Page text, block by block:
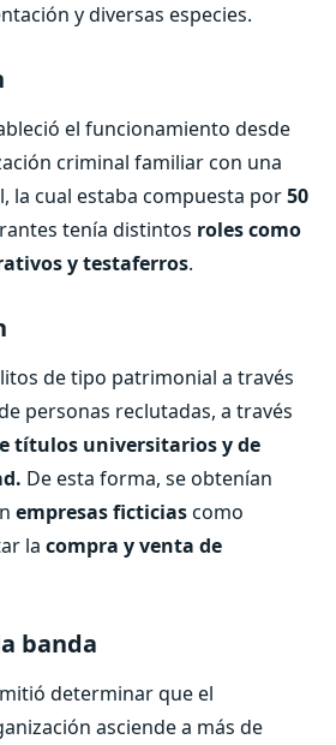
y diversas especies.
el funcionamiento desde
criminal familiar con una
la cual estaba compuesta por50
tenía distintos roles como
y testaferros.
de tipo patrimonial a través
personas reclutadas, a través
títulos universitarios y de
De esta forma, se obtenían
empresas ficticiascomo
la compra y venta de
banda
determinar que el
asciende a más de